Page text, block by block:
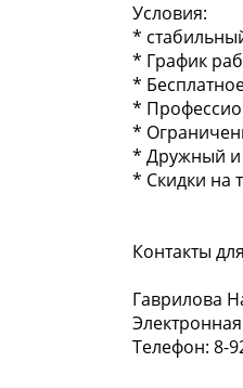
Условия:
*
* График
*
*
*
* Дружный и
* Скидки на
Контакты
Гаврилова
Телефон: 8-